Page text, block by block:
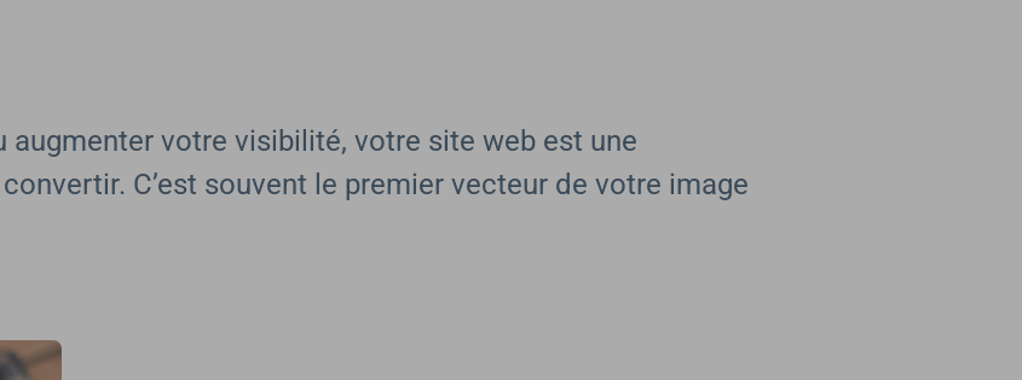
votre visibilité, votre site web est une
C’est souvent le premier vecteur de votre image